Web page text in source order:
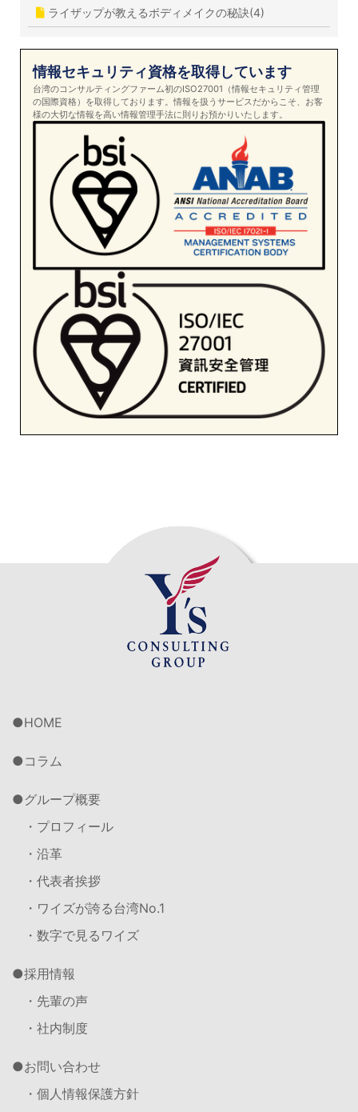
ライザップが教えるボディメイクの秘訣(4)
情報セキュリティ資格を取得しています
台湾のコンサルティングファーム初のISO27001（情報セキュリティ管理
の国際資格）を取得しております。情報を扱うサービスだからこそ、お客
様の大切な情報を高い情報管理手法に則りお預かりいたします。
HOME
コラム
グループ概要
・プロフィール
・沿革
・代表者挨拶
・ワイズが誇る台湾No.1
・数字で見るワイズ
採用情報
・先輩の声
・社内制度
お問い合わせ
・個人情報保護方針